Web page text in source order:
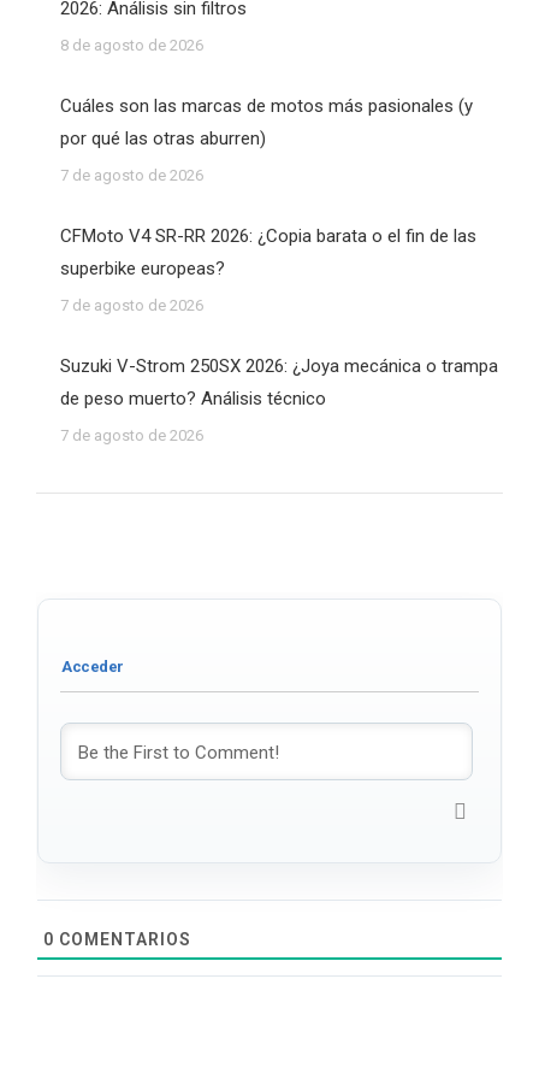
2026: Análisis sin filtros
8 de agosto de 2026
Cuáles son las marcas de motos más pasionales (y
por qué las otras aburren)
7 de agosto de 2026
CFMoto V4 SR-RR 2026: ¿Copia barata o el fin de las
superbike europeas?
7 de agosto de 2026
Suzuki V-Strom 250SX 2026: ¿Joya mecánica o trampa
de peso muerto? Análisis técnico
7 de agosto de 2026
0 COMENTARIOS